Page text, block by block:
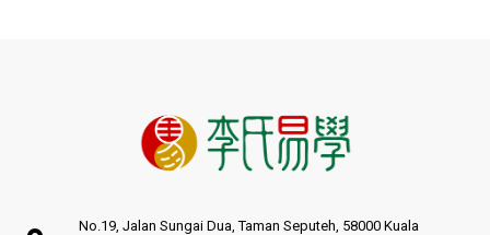
No.19, Jalan Sungai Dua, Taman Seputeh, 58000 Kuala